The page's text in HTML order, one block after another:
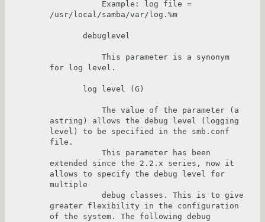
/usr/local/samba/var/log.%m
for log level.
astring) allows the debug level (logging
level) to be specified in the smb.conf
file.
extended since the 2.2.x series, now it
allows to specify the debug level for
multiple
greater flexibility in the configuration
of the system. The following debug